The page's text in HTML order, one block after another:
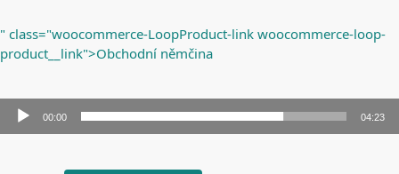
" class="woocommerce-LoopProduct-link woocommerce-loop-
product__link">Obchodní němčina
00:00 04:23